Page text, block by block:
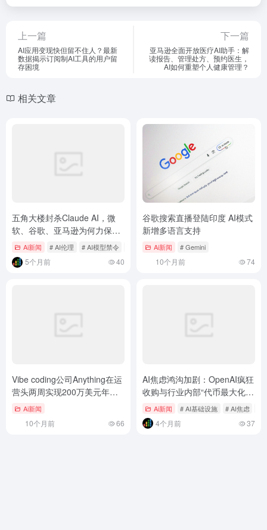
上一篇
AI应用变现快但留不住人？最新
数据揭示订阅制AI工具的用户留
存困境
下一篇
亚马逊全面开放医疗AI助手：解
读报告、管理处方、预约医生，
AI如何重塑个人健康管理？
相关文章
五角大楼封杀Claude AI，微
软、谷歌、亚马逊为何力保企
业客户？
Ai新闻 # AI伦理 # AI模型禁令 # Anthropic
5个月前 40
谷歌搜索直播登陆印度 AI模式
新增多语言支持
Ai新闻 # Gemini
10个月前 74
Vibe coding公司Anything在运
营头两周实现200万美元年度
经常性收入后估值飙升至1亿
Ai新闻
10个月前 66
AI焦虑鸿沟加剧：OpenAI疯狂
收购与行业内部“代币最大化”
现象深度解读
Ai新闻 # AI基础设施 # AI焦虑
4个月前 37